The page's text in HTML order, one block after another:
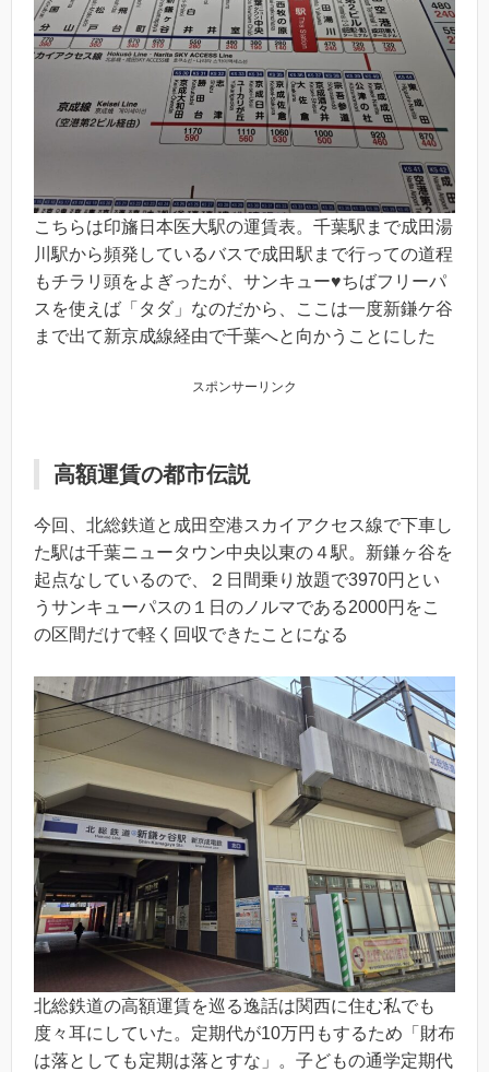
こちらは印旛日本医大駅の運賃表。千葉駅まで成田湯
川駅から頻発しているバスで成田駅まで行っての道程
もチラリ頭をよぎったが、サンキュー♥ちばフリーパ
スを使えば「タダ」なのだから、ここは一度新鎌ケ谷
まで出て新京成線経由で千葉へと向かうことにした
スポンサーリンク
高額運賃の都市伝説
今回、北総鉄道と成田空港スカイアクセス線で下車し
た駅は千葉ニュータウン中央以東の４駅。新鎌ヶ谷を
起点なしているので、２日間乗り放題で3970円とい
うサンキューパスの１日のノルマである2000円をこ
の区間だけで軽く回収できたことになる
北総鉄道の高額運賃を巡る逸話は関西に住む私でも
度々耳にしていた。定期代が10万円もするため「財布
は落としても定期は落とすな」。子どもの通学定期代